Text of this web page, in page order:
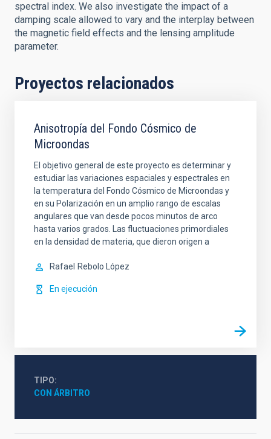
spectral index. We also investigate the impact of a
damping scale allowed to vary and the interplay between
the magnetic field effects and the lensing amplitude
parameter.
Proyectos relacionados
Anisotropía del Fondo Cósmico de
Microondas
El objetivo general de este proyecto es determinar y
estudiar las variaciones espaciales y espectrales en
la temperatura del Fondo Cósmico de Microondas y
en su Polarización en un amplio rango de escalas
angulares que van desde pocos minutos de arco
hasta varios grados. Las fluctuaciones primordiales
en la densidad de materia, que dieron origen a
Rafael Rebolo López
En ejecución
TIPO
CON ÁRBITRO